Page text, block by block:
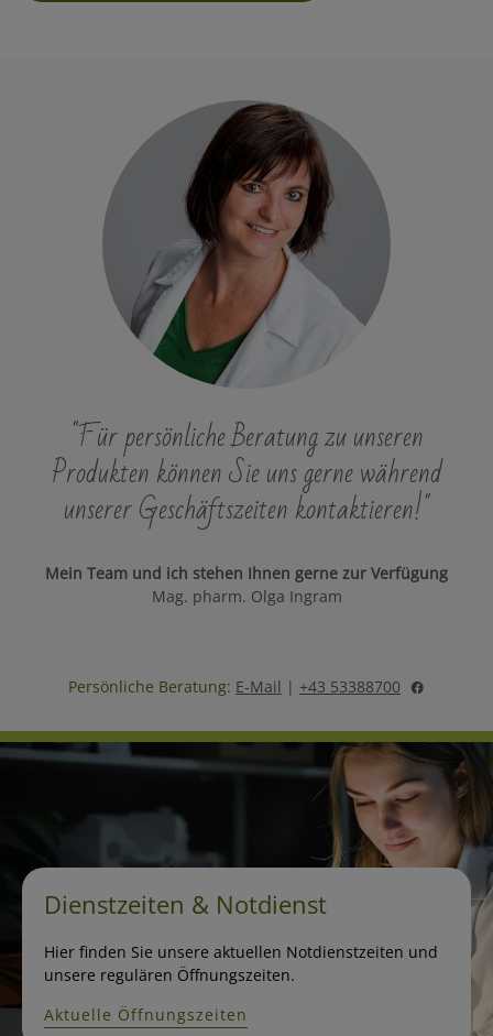
"Für persönliche Beratung zu unseren
Produkten können Sie uns gerne während
unserer Geschäftszeiten kontaktieren!"
Mein Team und ich stehen Ihnen gerne zur Verfügung
Mag. pharm. Olga Ingram
Persönliche Beratung: E-Mail | +43 53388700
Dienstzeiten & Notdienst
Hier finden Sie unsere aktuellen Notdienstzeiten und
unsere regulären Öffnungszeiten.
Aktuelle Öffnungszeiten